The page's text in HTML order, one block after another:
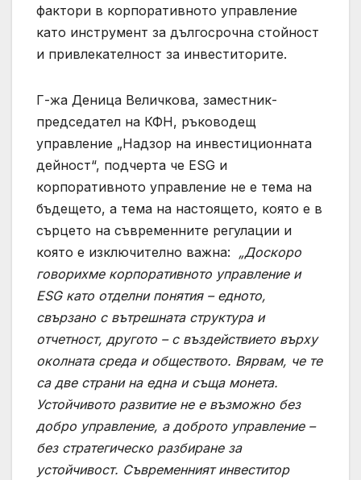
фактори в корпоративното управление
като инструмент за дългосрочна стойност
и привлекателност за инвеститорите.
Г-жа Деница Величкова, заместник-
председател на КФН, ръководещ
управление „Надзор на инвестиционната
дейност“, подчерта че ESG и
корпоративното управление не е тема на
бъдещето, а тема на настоящето, която е в
сърцето на съвременните регулации и
която е изключително важна: „Доскоро
говорихме корпоративното управление и
ESG като отделни понятия – едното,
свързано с вътрешната структура и
отчетност, другото – с въздействието върху
околната среда и обществото. Вярвам, че те
са две страни на една и съща монета.
Устойчивото развитие не е възможно без
добро управление, а доброто управление –
без стратегическо разбиране за
устойчивост. Съвременният инвеститор